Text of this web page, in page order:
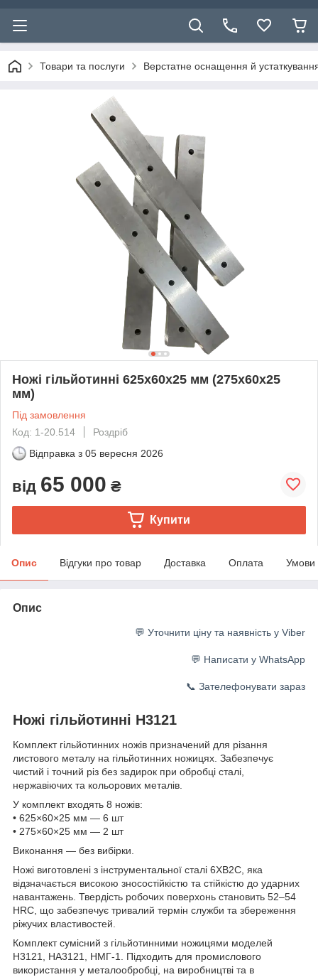
Товари та послуги Верстатне оснащення й
Ножі гільйотинні 625х60х25 мм (275х60х25
мм)
Під замовлення
Код: 1-20.514
Роздріб
Відправка з 05 вересня 2026
від 65 000 ₴
Купити
Опис Відгуки про товар Доставка Оплата Умови
Опис
💬 Уточнити ціну та наявність у Viber
💬 Написати у WhatsApp
📞 Зателефонувати зараз
Ножі гільйотинні Н3121
Комплект гільйотинних ножів призначений для різання
листового металу на гільйотинних ножицях. Забезпечує
чистий і точний різ без задирок при обробці сталі,
нержавіючих та кольорових металів.
У комплект входять 8 ножів:
• 625×60×25 мм — 6 шт
• 275×60×25 мм — 2 шт
Виконання — без вибірки.
Ножі виготовлені з інструментальної сталі 6ХВ2С, яка
відзначається високою зносостійкістю та стійкістю до ударних
навантажень. Твердість робочих поверхонь становить 52–54
HRC, що забезпечує тривалий термін служби та збереження
ріжучих властивостей.
Комплект сумісний з гільйотинними ножицями моделей
Н3121, НА3121, НМГ-1. Підходить для промислового
використання у металообробці, на виробництві та в